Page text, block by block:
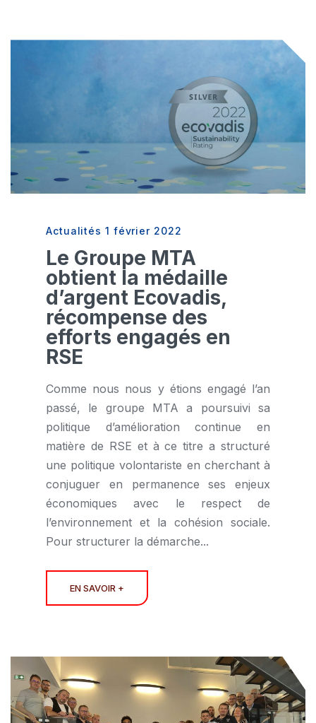
Actualités 1 février 2022
Le Groupe MTA
obtient la médaille
d’argent Ecovadis,
récompense des
efforts engagés en
RSE
Comme nous nous y étions engagé l’an
passé, le groupe MTA a poursuivi sa
politique d’amélioration continue en
matière de RSE et à ce titre a structuré
une politique volontariste en cherchant à
conjuguer en permanence ses enjeux
économiques avec le respect de
l’environnement et la cohésion sociale.
Pour structurer la démarche...
EN SAVOIR +